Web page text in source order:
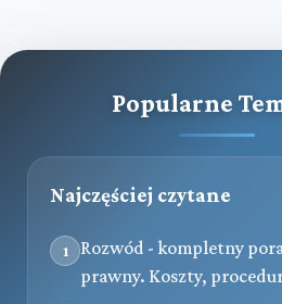
Popularne
Najczęściej czytane
1
Rozwód - kompletny
prawny. Koszty,